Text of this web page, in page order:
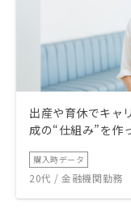
出産や育休でキャ
成の“仕組み”を作
購入時データ
20代 / 金融機関勤務